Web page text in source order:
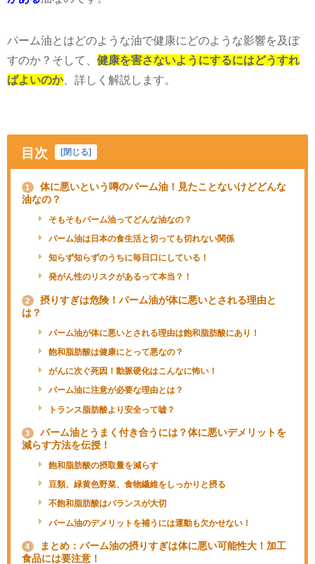
パーム油とはどのような油で健康にどのような影響を及ぼ
すのか？そして、 健康を害さないようにするにはどうすれ
ばよいのか、詳しく解説します。
目次 [閉じる]
1
体に悪いという噂のパーム油！見たことないけどどんな
油なの？
そもそもパーム油ってどんな油なの？
パーム油は日本の食生活と切っても切れない関係
知らず知らずのうちに毎日口にしている！
発がん性のリスクがあるって本当？！
2
摂りすぎは危険！パーム油が体に悪いとされる理由と
は？
パーム油が体に悪いとされる理由は飽和脂肪酸にあり！
飽和脂肪酸は健康にとって悪なの？
がんに次ぐ死因！動脈硬化はこんなに怖い！
パーム油に注意が必要な理由とは？
トランス脂肪酸より安全って嘘？
3
パーム油とうまく付き合うには？体に悪いデメリットを
減らす方法を伝授！
飽和脂肪酸の摂取量を減らす
豆類、緑黄色野菜、食物繊維をしっかりと摂る
不飽和脂肪酸はバランスが大切
パーム油のデメリットを補うには運動も欠かせない！
4
まとめ：パーム油の摂りすぎは体に悪い可能性大！加工
食品には要注意！